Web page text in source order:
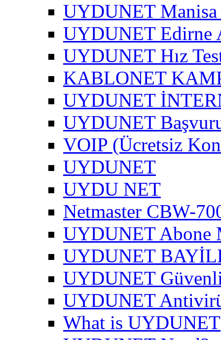
UYDUNET
UYDUNET Edirne
UYDUNET Hız
KABLONET
UYDUNET
UYDUNET
VOIP (Ücretsiz
UYDUNET
UYDU NET
Netmaster CBW-
UYDUNET Abone
UYDUNET
UYDUNET
UYDUNET
What is UYDUNET